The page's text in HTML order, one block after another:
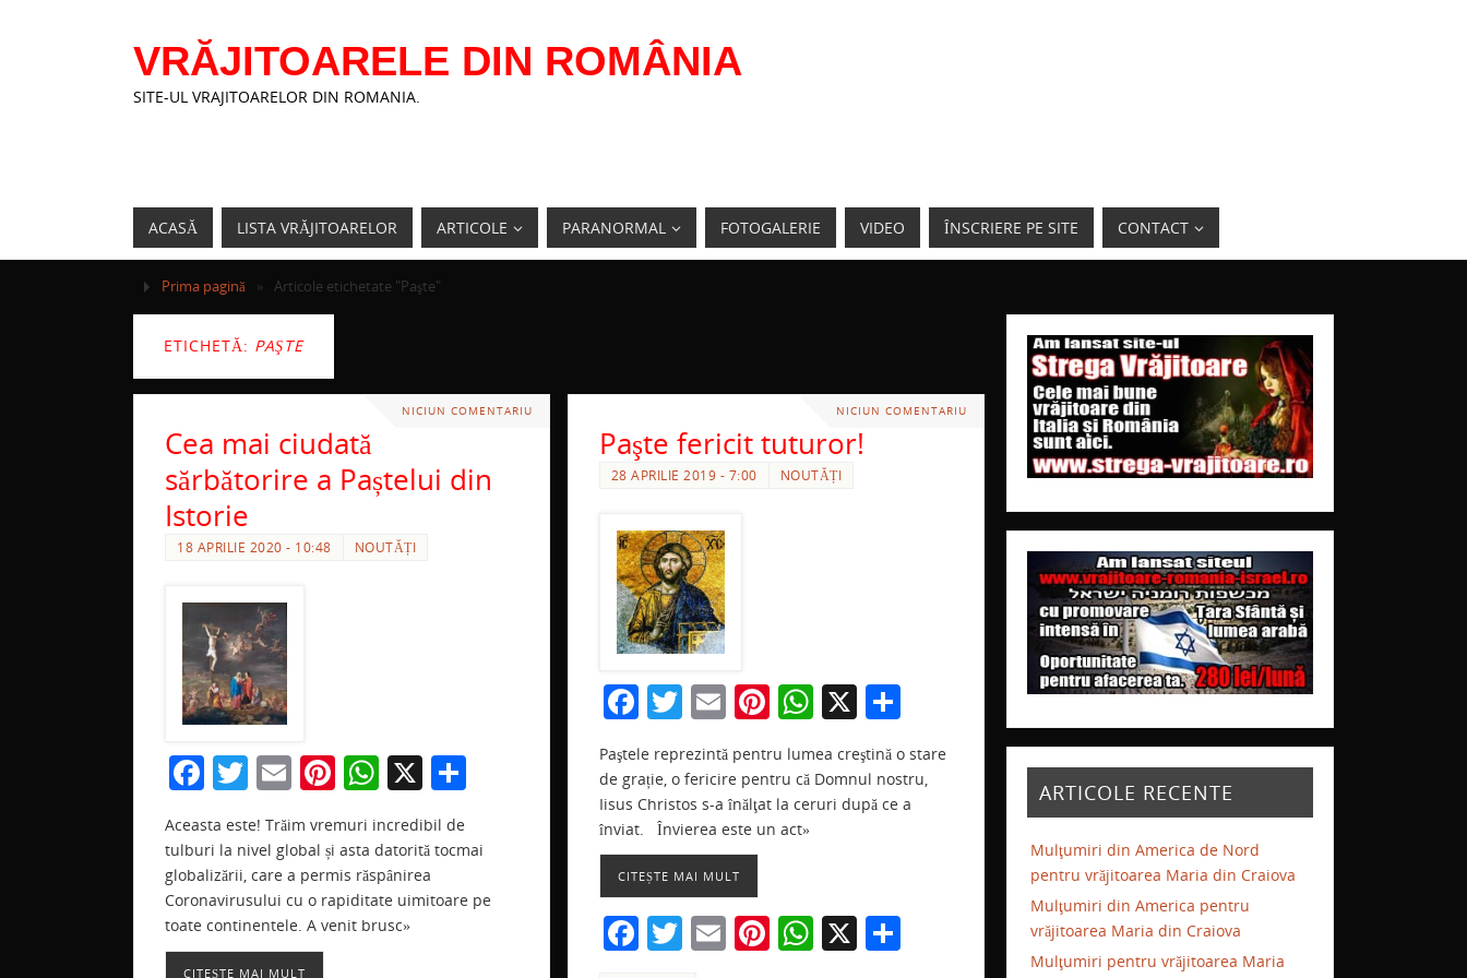
VRĂJITOARELE DIN ROMÂNIA
SITE-UL VRAJITOARELOR DIN ROMANIA.
ACASĂ LISTA VRĂJITOARELOR ARTICOLE PARANORMAL FOTOGALERIE VIDEO ÎNSCRIERE PE SITE CONTACT
Prima pagină » Articole etichetate "Paşte"
ETICHETĂ: PAŞTE
NICIUN COMENTARIU
Cea mai ciudată
sărbătorire a Paștelui din
Istorie
18 APRILIE 2020 - 10:48 NOUTĂȚI
F
c
e
b
o
T
w
itt
er
E
ai
l
Pi
nt
er
e
st
W
at
s
A
p
X
ta
a
Aceasta este! Trăim vremuri incredibil de
tulburi la nivel global și asta datorită tocmai
globalizării, care a permis răspânirea
Coronavirusului cu o rapiditate uimitoare pe
toate continentele. A venit brusc»
CITEȘTE MAI MULT
NICIUN COMENTARIU
Paşte fericit tuturor!
28 APRILIE 2019 - 7:00 NOUTĂȚI
F
a
c
e
b
o
o
k
T
w
itt
er
E
m
ai
l
Pi
nt
er
e
st
W
at
s
p
X P
ta
je
Paştele reprezintă pentru lumea creştină o stare
de grație, o fericire pentru că Domnul nostru,
Iisus Christos s-a înălţat la ceruri după ce a
înviat. Învierea este un act»
CITEȘTE MAI MULT
F T
w
E
m
Pi
nt
W
h
X P
ar
ARTICOLE RECENTE
Mulţumiri din America de Nord
pentru vrăjitoarea Maria din Craiova
Mulţumiri din America pentru
vrăjitoarea Maria din Craiova
Mulţumiri pentru vrăjitoarea Maria